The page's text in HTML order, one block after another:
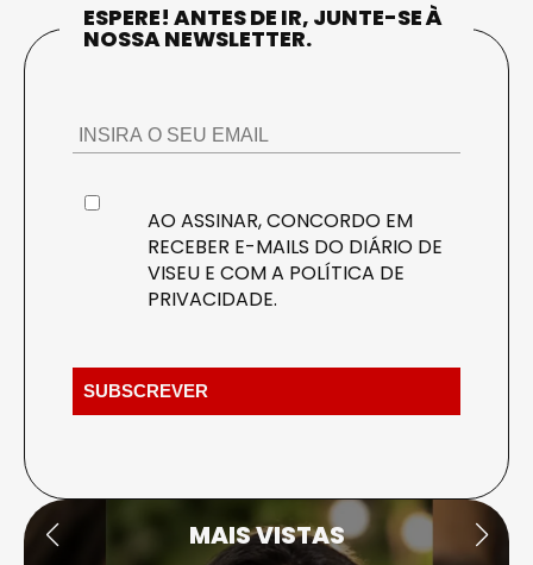
ESPERE! ANTES DE IR, JUNTE-SE À
NOSSA NEWSLETTER.
AO ASSINAR, CONCORDO EM
RECEBER E-MAILS DO DIÁRIO DE
VISEU E COM A POLÍTICA DE
PRIVACIDADE.
MAIS VISTAS